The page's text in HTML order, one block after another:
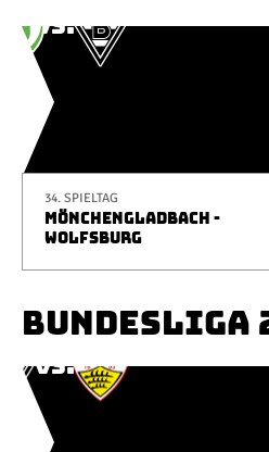
34. SPIELTAG
MÖNCHENGLADBACH -
WOLFSBURG
BUNDESLIGA